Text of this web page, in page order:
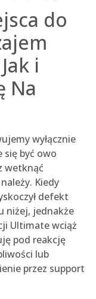
do
i
Na
wyłącznie
się być owo
wetknąć
Kiedy
defekt
niżej, jednakże
Ultimate wciąż
pod reakcję
lub
przez support